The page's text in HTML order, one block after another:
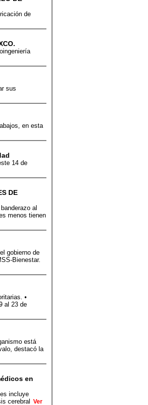
de
sus
en esta
14 de
DE
al
menos tienen
gobierno de
Bienestar.
•
al 23 de
está
destacó la
en
incluye
cerebral Ver